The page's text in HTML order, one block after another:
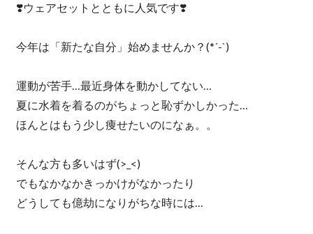
❣️ウェアセットとともに人気です❣️
今年は「新たな自分」始めませんか？(*´-`)
運動が苦手…最近身体を動かしてない…
夏に水着を着るのがちょっと恥ずかしかった…
ほんとはもう少し痩せたいのになぁ。。
そんな方も多いはず(>_<)
でもなかなかきっかけがなかったり
どうしても億劫になりがちな時には…